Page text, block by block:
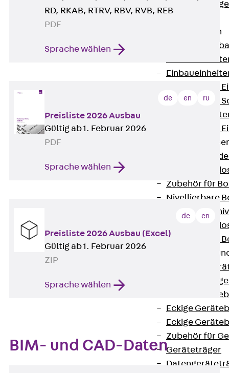
Einbaueinheiten
Nivellierbare
Nivellierbare
Nivellierbare
Zubehör für
Nivellierbare
Zubehör für
Nivellierbare
Gerätebecher
Runde
Eckige
Eckige
Zubehör für
Geräteträger
RD, RKAB, RTRV, RBV, RVB, REB
PDF
Sprache wählen
de en ru
Preisliste 2026 Ausbau
Gültig ab 1. Februar 2026
PDF
Sprache wählen
de en
Preisliste 2026 Ausbau (Excel)
Gültig ab 1. Februar 2026
ZIP
Sprache wählen
BIM- und CAD-Daten